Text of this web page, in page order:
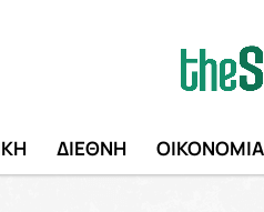
ΔΙΕΘΝΗ ΟΙΚΟΝΟΜΙΑ